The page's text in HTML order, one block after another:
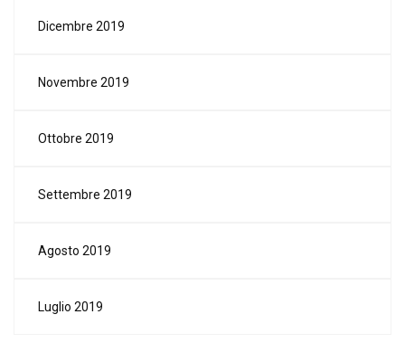
Dicembre 2019
Novembre 2019
Ottobre 2019
Settembre 2019
Agosto 2019
Luglio 2019